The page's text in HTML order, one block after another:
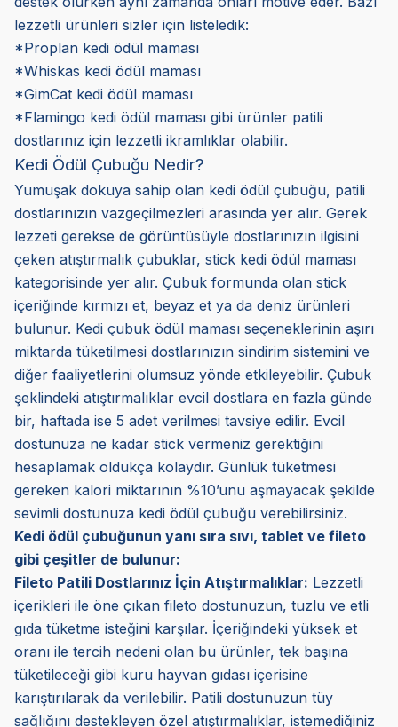
lezzetli ürünleri sizler için listeledik:
*Proplan kedi ödül maması
*Whiskas kedi ödül maması
*GimCat kedi ödül maması
*Flamingo kedi ödül maması gibi ürünler patili
dostlarınız için lezzetli ikramlıklar olabilir.
Kedi Ödül Çubuğu Nedir?
Yumuşak dokuya sahip olan kedi ödül çubuğu, patili
dostlarınızın vazgeçilmezleri arasında yer alır. Gerek
lezzeti gerekse de görüntüsüyle dostlarınızın ilgisini
çeken atıştırmalık çubuklar, stick kedi ödül maması
kategorisinde yer alır. Çubuk formunda olan stick
içeriğinde kırmızı et, beyaz et ya da deniz ürünleri
bulunur. Kedi çubuk ödül maması seçeneklerinin aşırı
miktarda tüketilmesi dostlarınızın sindirim sistemini ve
diğer faaliyetlerini olumsuz yönde etkileyebilir. Çubuk
şeklindeki atıştırmalıklar evcil dostlara en fazla günde
bir, haftada ise 5 adet verilmesi tavsiye edilir. Evcil
dostunuza ne kadar stick vermeniz gerektiğini
hesaplamak oldukça kolaydır. Günlük tüketmesi
gereken kalori miktarının %10’unu aşmayacak şekilde
sevimli dostunuza kedi ödül çubuğu verebilirsiniz.
Kedi ödül çubuğunun yanı sıra sıvı, tablet ve fileto
gibi çeşitler de bulunur:
Fileto Patili Dostlarınız İçin Atıştırmalıklar: Lezzetli
içerikleri ile öne çıkan fileto dostunuzun, tuzlu ve etli
gıda tüketme isteğini karşılar. İçeriğindeki yüksek et
oranı ile tercih nedeni olan bu ürünler, tek başına
tüketileceği gibi kuru hayvan gıdası içerisine
karıştırılarak da verilebilir. Patili dostunuzun tüy
sağlığını destekleyen özel atıştırmalıklar, istemediğiniz